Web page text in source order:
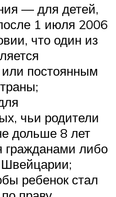
— для детей,
1 июля 2006
что один из
постоянным
чьи родители
дольше 8 лет
гражданами либо
ребенок стал